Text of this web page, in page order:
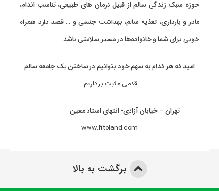
حوزه سبک زندگی سالم از قبیل درمان های طبیعی، تناسب اندام،
مادر و بارداری، تغذیه سالم، بهداشت جنسی و … قصد دارد همراه
خوبی برای شما و خانواده‌ها در مسیر سلامتی باشد.
امید که هر کدام به سهم خود بتوانیم در ساختن یک جامعه سالم
قدمی مثبت برداریم.
تهران – خیابان آزادی- انتهای استاد معین
www.fitoland.com
برگشت به بالا